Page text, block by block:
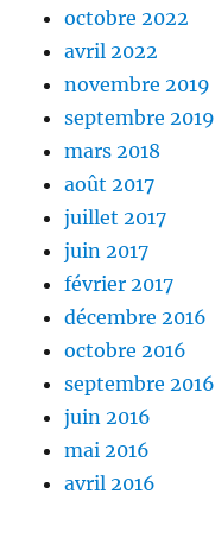
octobre 2022
avril 2022
novembre 2019
septembre 2019
mars 2018
août 2017
juillet 2017
juin 2017
février 2017
décembre 2016
octobre 2016
septembre 2016
juin 2016
mai 2016
avril 2016